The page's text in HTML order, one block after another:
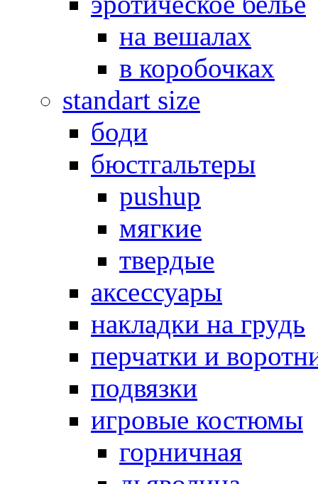
на вешалах
в коробочках
standart size
боди
бюстгальтеры
pushup
мягкие
твердые
аксессуары
накладки на грудь
перчатки и
подвязки
игровые костюмы
горничная